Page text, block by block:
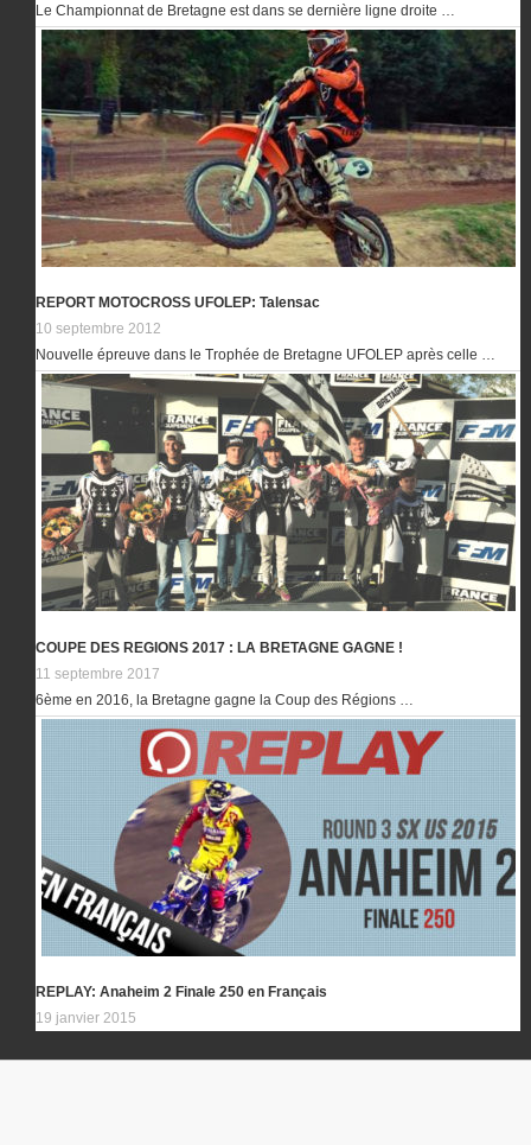
Le Championnat de Bretagne est dans se dernière ligne droite …
REPORT MOTOCROSS UFOLEP: Talensac
10 septembre 2012
Nouvelle épreuve dans le Trophée de Bretagne UFOLEP après celle …
COUPE DES REGIONS 2017 : LA BRETAGNE GAGNE !
11 septembre 2017
6ème en 2016, la Bretagne gagne la Coup des Régions …
REPLAY: Anaheim 2 Finale 250 en Français
19 janvier 2015